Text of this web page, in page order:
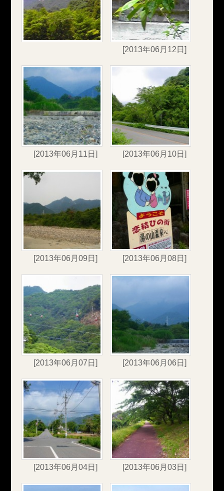
[2013年06月12日]
[2013年06月11日] [2013年06月10日]
[2013年06月09日] [2013年06月08日]
[2013年06月07日] [2013年06月06日]
[2013年06月04日] [2013年06月03日]